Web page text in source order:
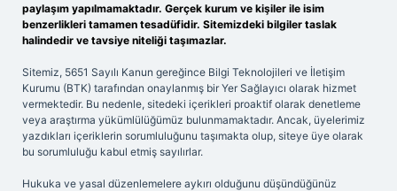
paylaşım yapılmamaktadır. Gerçek kurum ve kişiler ile isim
benzerlikleri tamamen tesadüfidir. Sitemizdeki bilgiler taslak
halindedir ve tavsiye niteliği taşımazlar.
Sitemiz, 5651 Sayılı Kanun gereğince Bilgi Teknolojileri ve İletişim
Kurumu (BTK) tarafından onaylanmış bir Yer Sağlayıcı olarak hizmet
vermektedir. Bu nedenle, sitedeki içerikleri proaktif olarak denetleme
veya araştırma yükümlülüğümüz bulunmamaktadır. Ancak, üyelerimiz
yazdıkları içeriklerin sorumluluğunu taşımakta olup, siteye üye olarak
bu sorumluluğu kabul etmiş sayılırlar.
Hukuka ve yasal düzenlemelere aykırı olduğunu düşündüğünüz